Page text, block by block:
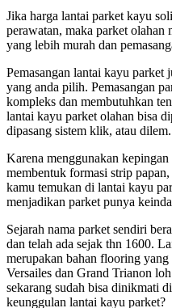
Jika harga lantai parket kayu
perawatan, maka parket
yang lebih murah dan
Pemasangan lantai kayu parket
yang anda pilih. Pemasangan
kompleks dan membutuhkan
lantai kayu parket olahan bisa
dipasang sistem klik, atau dilem.
Karena menggunakan
membentuk formasi strip
kamu temukan di lantai kayu
menjadikan parket punya
Sejarah nama parket sendiri
dan telah ada sejak thn 1600.
merupakan bahan flooring
Versailes dan Grand Trianon
sekarang sudah bisa dinikmati
keunggulan lantai kayu parket?